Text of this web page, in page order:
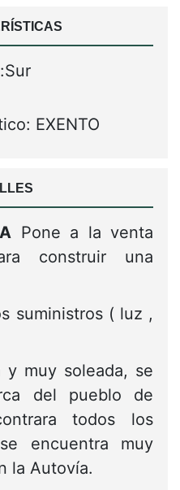
EXENTO
Pone a la venta
construir una
suministros ( luz ,
muy soleada, se
del pueblo de
todos los
encuentra muy
la Autovía.